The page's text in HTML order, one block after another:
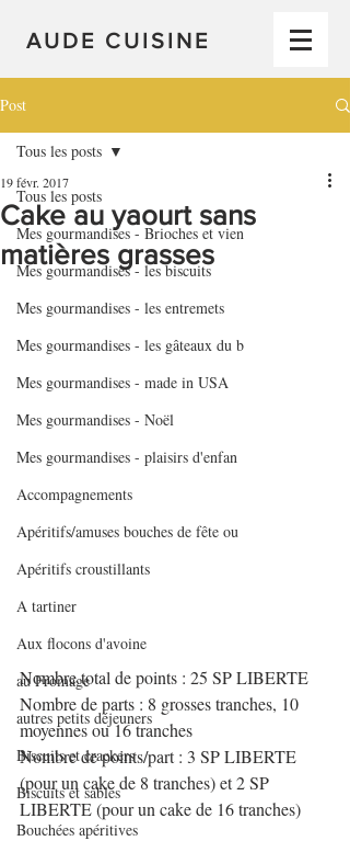
AUDE CUISINE
Post
Tous les posts
Mes gourmandises - Brioches et vien
Mes gourmandises - les biscuits
Mes gourmandises - les entremets
Mes gourmandises - les gâteaux du b
Mes gourmandises - made in USA
Mes gourmandises - Noël
Mes gourmandises - plaisirs d'enfan
Accompagnements
Apéritifs/amuses bouches de fête ou
Apéritifs croustillants
A tartiner
Aux flocons d'avoine
au Fromage
autres petits déjeuners
Biscuits et crackers
Biscuits et sablés
Bouchées apéritives
Tous les posts
Cake au yaourt sans
matières grasses
19 févr. 2017
Nombre total de points : 25 SP LIBERTE
Nombre de parts : 8 grosses tranches, 10
moyennes ou 16 tranches
Nombre de points/part : 3 SP LIBERTE
(pour un cake de 8 tranches) et 2 SP
LIBERTE (pour un cake de 16 tranches)